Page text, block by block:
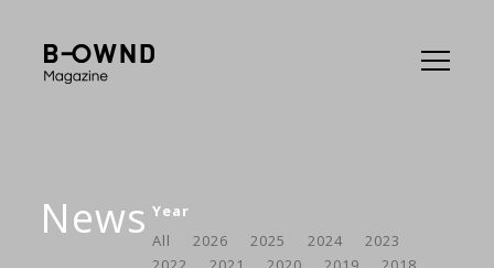
News Year
All
2026 2025 2024
2023